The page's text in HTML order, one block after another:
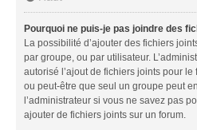
Pourquoi ne puis-je pas joindre des
La possibilité d’ajouter des fichiers
par groupe, ou par utilisateur.
autorisé l’ajout de fichiers joints pour
ou peut-être que seul un groupe peut
l’administrateur si vous ne savez pas
ajouter de fichiers joints sur un forum.